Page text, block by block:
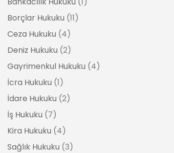
Borçlar Hukuku (11)
Ceza Hukuku (4)
Deniz Hukuku (2)
Gayrimenkul Hukuku (4)
İcra Hukuku (1)
İdare Hukuku (2)
İş Hukuku (7)
Kira Hukuku (4)
Sağlık Hukuku (3)